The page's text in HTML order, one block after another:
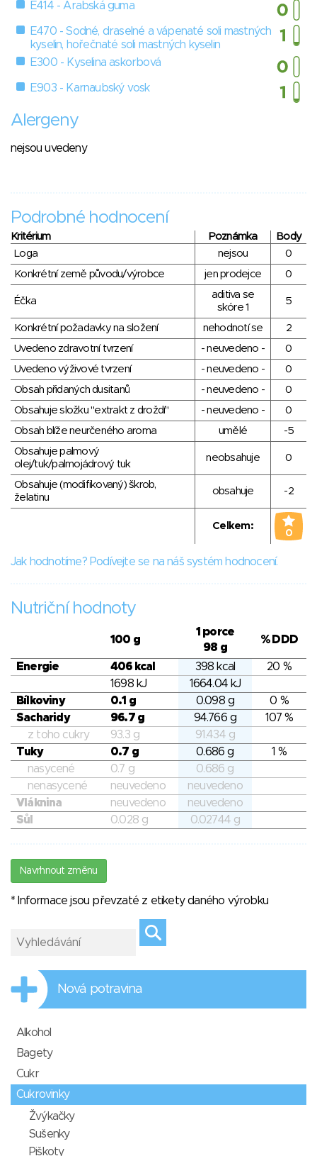
E414 - Arabská guma
E470 - Sodné, draselné a vápenaté soli mastných
kyselin, hořečnaté soli mastných kyselin
E300 - Kyselina askorbová
E903 - Karnaubský vosk
Alergeny
nejsou uvedeny
Podrobné hodnocení
Kritérium Poznámka
Body
Loga
nejsou
0
Konkrétní země původu/výrobce
jen prodejce 0
Éčka
aditiva se
skóre 1
5
Konkrétní požadavky na složení nehodnotí se
2
Uvedeno zdravotní tvrzení
- neuvedeno -
0
Uvedeno výživové tvrzení
- neuvedeno -
0
Obsah přidaných dusitanů
- neuvedeno -
0
Obsahuje složku "extrakt z droždí"
- neuvedeno -
0
Obsah blíže neurčeného aroma
umělé
-5
Obsahuje palmový
olej/tuk/palmojádrový tuk
neobsahuje 0
Obsahuje (modifikovaný) škrob,
želatinu
obsahuje -2
Celkem:
0
Jak hodnotíme? Podívejte se na náš systém hodnocení.
Nutriční hodnoty
100 g
1 porce
98 g
% DDD
Energie 406 kcal 398 kcal
20 %
1698 kJ
1664.04 kJ
Bílkoviny
0.1 g 0.098 g
0 %
Sacharidy
96.7 g 94.766 g
107 %
z toho cukry
93.3 g
91.434 g
Tuky
0.7 g 0.686 g
1 %
nasycené
0.7 g
0.686 g
nenasycené
neuvedeno
neuvedeno
Vláknina
neuvedeno
neuvedeno
Sůl
0.028 g 0.02744 g
Navrhnout změnu
* Informace jsou převzaté z etikety daného výrobku
Nová potravina
Alkohol
Bagety
Cukr
Cukrovinky
Žvýkačky
Sušenky
Piškoty